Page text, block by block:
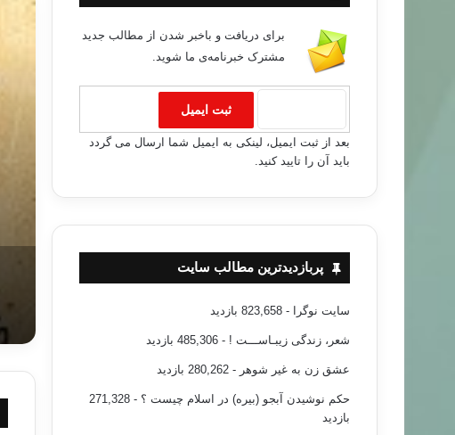
من محمد مهدي عاكف
برای دریافت و باخبر شدن از مطالب جدید
مشترک خبرنامه‌ی ما شوید.
بعد از ثبت ایمیل، لینکی به ایمیل شما ارسال می گردد
باید آن را تایید کنید.
پربازدیدترین مطالب سایت
سایت نوگرا - 823,658 بازدید
شعر، زندگی زیبـاســـت ! - 485,306 بازدید
عشق زن به غیر شوهر - 280,262 بازدید
حکم نوشیدن آبجو (بیره) در اسلام چیست ؟
- 271,328
بازدید